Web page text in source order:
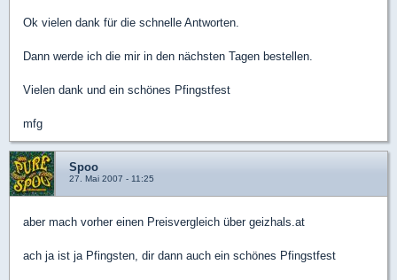
Ok vielen dank für die schnelle Antworten.
Dann werde ich die mir in den nächsten Tagen bestellen.
Vielen dank und ein schönes Pfingstfest
mfg
Spoo
27. Mai 2007 - 11:25
aber mach vorher einen Preisvergleich über geizhals.at
ach ja ist ja Pfingsten, dir dann auch ein schönes Pfingstfest